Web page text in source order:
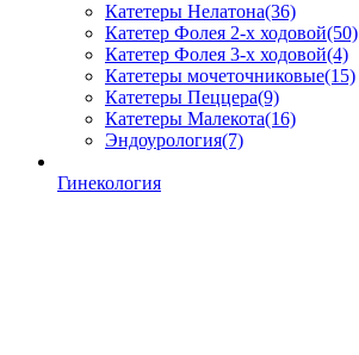
Катетеры Нелатона(36)
Катетер Фолея 2-х ходовой(50)
Катетер Фолея 3-х ходовой(4)
Катетеры мочеточниковые(15)
Катетеры Пеццера(9)
Катетеры Малекота(16)
Эндоурология(7)
Гинекология